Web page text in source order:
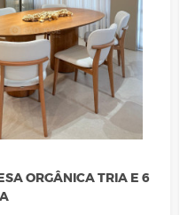
ORGÂNICA TRIA E 6